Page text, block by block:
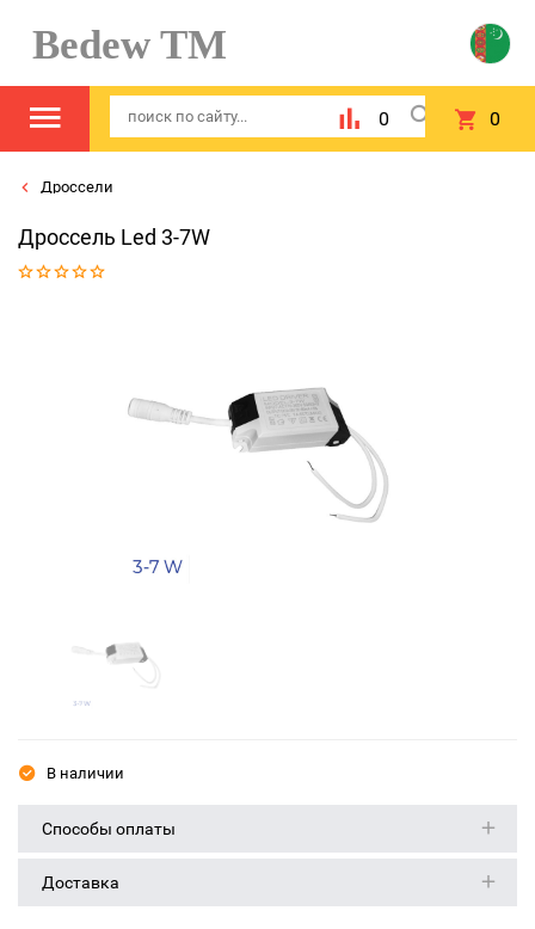
Bedew TM
0 0
Дроссели
Дроссель Led 3-7W
В наличии
Способы оплаты
Доставка